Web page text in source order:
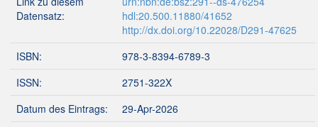
Datensatz:
hdl:20.500.11880/41652
http://dx.doi.org/10.22028/D291-47625
ISBN:
978-3-8394-6789-3
ISSN:
2751-322X
Datum des Eintrags:
29-Apr-2026